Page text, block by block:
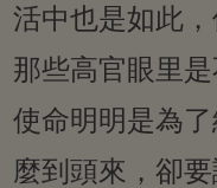
活中也是如此
那些高官眼里
使命明明是為
麼到頭來，卻